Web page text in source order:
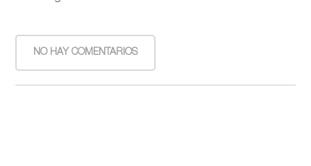
NO HAY COMENTARIOS